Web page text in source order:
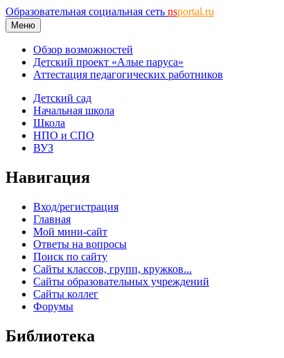
Образовательная социальная сеть nsportal.ru
Меню
Обзор возможностей
Детский проект «Алые паруса»
Аттестация педагогических работников
Детский сад
Начальная школа
Школа
НПО и СПО
ВУЗ
Навигация
Вход/регистрация
Главная
Мой мини-сайт
Ответы на вопросы
Поиск по сайту
Сайты классов, групп, кружков...
Сайты образовательных учреждений
Сайты коллег
Форумы
Библиотека